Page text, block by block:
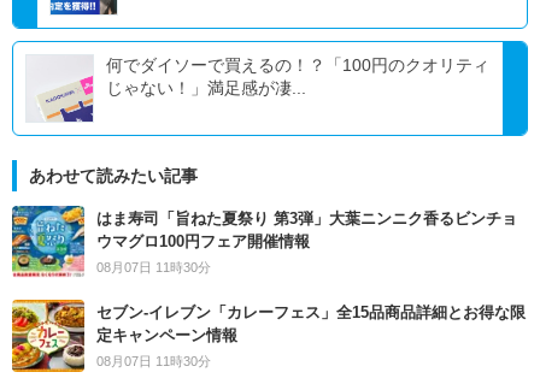
何でダイソーで買えるの！？「100円のクオリティ
じゃない！」満足感が凄...
あわせて読みたい記事
はま寿司「旨ねた夏祭り 第3弾」大葉ニンニク香るビンチョ
ウマグロ100円フェア開催情報
08月07日 11時30分
セブン‐イレブン「カレーフェス」全15品商品詳細とお得な限
定キャンペーン情報
08月07日 11時30分